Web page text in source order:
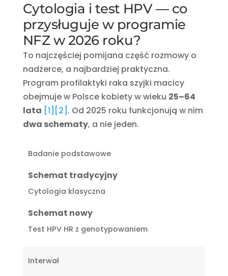
Cytologia i test HPV — co
przysługuje w programie
NFZ w 2026 roku?
To najczęściej pomijana część rozmowy o
nadżerce, a najbardziej praktyczna.
Program profilaktyki raka szyjki macicy
obejmuje w Polsce kobiety w wieku 25–64
lata [1] [2] . Od 2025 roku funkcjonują w nim
dwa schematy, a nie jeden.
Badanie podstawowe
Schemat tradycyjny
Cytologia klasyczna
Schemat nowy
Test HPV HR z genotypowaniem
Interwał